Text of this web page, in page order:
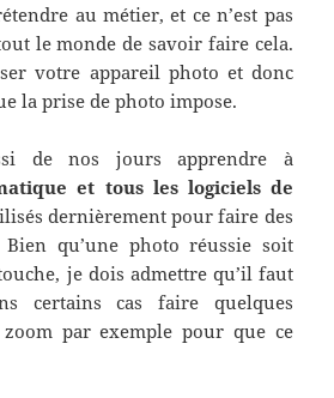
au métier, et ce n’est pas
le monde de savoir faire cela.
votre appareil photo et donc
la prise de photo impose.
de nos jours apprendre à
et tous les logiciels de
dernièrement pour faire des
Bien qu’une photo réussie soit
je dois admettre qu’il faut
certains cas faire quelques
par exemple pour que ce